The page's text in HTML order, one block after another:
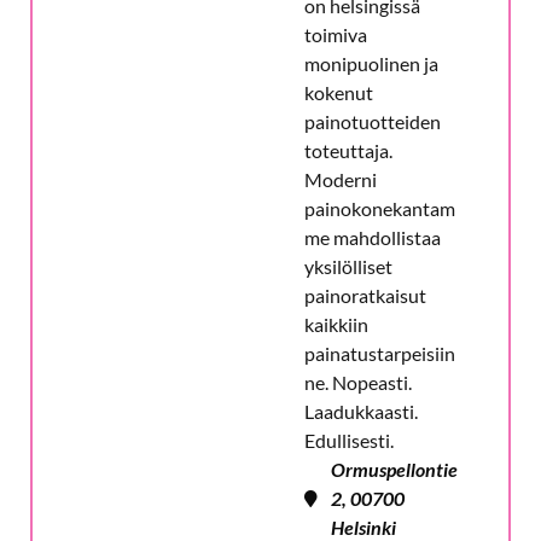
on helsingissä
toimiva
monipuolinen ja
kokenut
painotuotteiden
toteuttaja.
Moderni
painokonekantam
me mahdollistaa
yksilölliset
painoratkaisut
kaikkiin
painatustarpeisiin
ne. Nopeasti.
Laadukkaasti.
Edullisesti.
Ormuspellontie
2, 00700
Helsinki